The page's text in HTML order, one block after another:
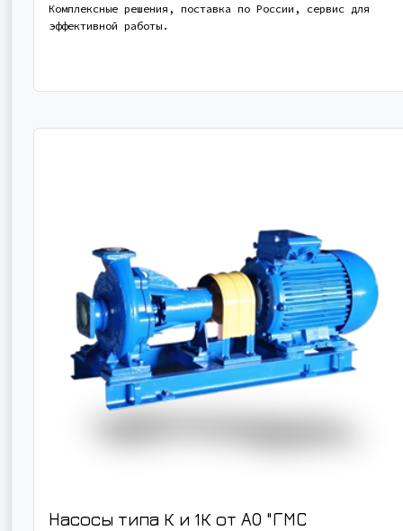
Комплексные решения, поставка по России, сервис для
эффективной работы.
Насосы типа К и 1К от АО "ГМС